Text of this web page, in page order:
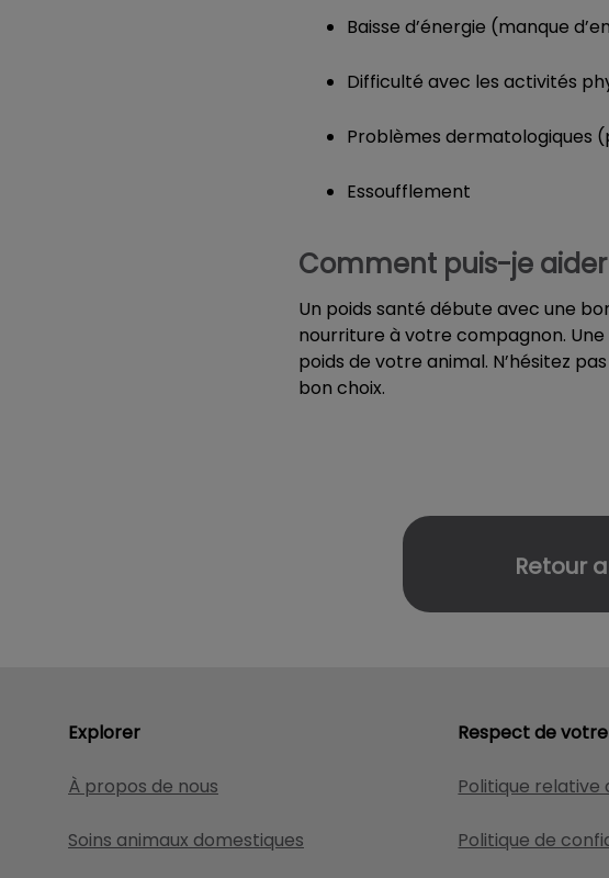
Baisse d’énergie (manque
Difficulté avec les activités
Problèmes dermatologiques
Essoufflement
Comment puis-je
Un poids santé débute avec une
nourriture à votre compagnon.
poids de votre animal. N’hésitez
bon choix.
Retour
Explorer
À propos de nous
Soins animaux domestiques
Respect de
Politique relative
Politique de